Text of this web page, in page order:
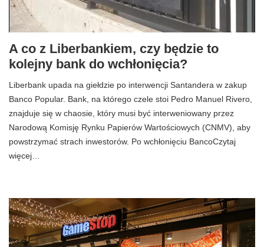
A co z Liberbankiem, czy będzie to
kolejny bank do wchłonięcia?
Liberbank upada na giełdzie po interwencji Santandera w zakup
Banco Popular. Bank, na którego czele stoi Pedro Manuel Rivero,
znajduje się w chaosie, który musi być interweniowany przez
Narodową Komisję Rynku Papierów Wartościowych (CNMV), aby
powstrzymać strach inwestorów. Po wchłonięciu BancoCzytaj
więcej…